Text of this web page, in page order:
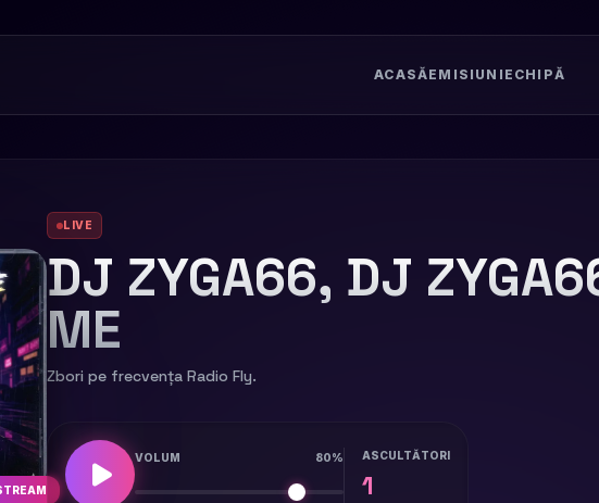
ACASĂEMISIUNI ECHIPĂ
LIVE
DJ ZYGA66, DJ
ME
Zbori pe frecvența Radio Fly.
VOLUM 80% ASCULTĂTORI
1